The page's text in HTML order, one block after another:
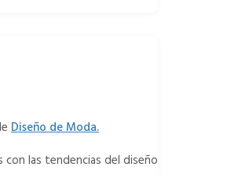
Diseño de Moda.
las tendencias del diseño